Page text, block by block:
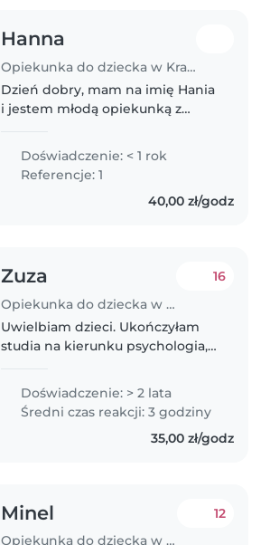
Hanna
Opiekunka do dziecka w Kraków
Dzień dobry, mam na imię Hania
i jestem młodą opiekunką z
architekturą, kocham rysować i
od 7 lat uczęszczam na kursy
rysunku- wszelkie prace
Doświadczenie: < 1 rok
Referencje: 1
40,00 zł/godz
Zuza
Opiekunka do dziecka w Kraków
16
Uwielbiam dzieci. Ukończyłam
studia na kierunku psychologia,
Mam doświadczenie ponieważ
opiekowałam się kuzynami, ale..
Doświadczenie: > 2 lata
Średni czas reakcji: 3 godziny
35,00 zł/godz
Minel
Opiekunka do dziecka w Kraków
12